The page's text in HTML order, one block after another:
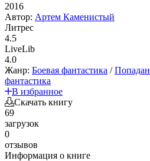
2016
Автор: Артем Каменистый
Литрес
4.5
LiveLib
4.0
Жанр: Боевая фантастика /
фантастика
В избранное
Скачать книгу
69
загрузок
0
отзывов
Информация о книге